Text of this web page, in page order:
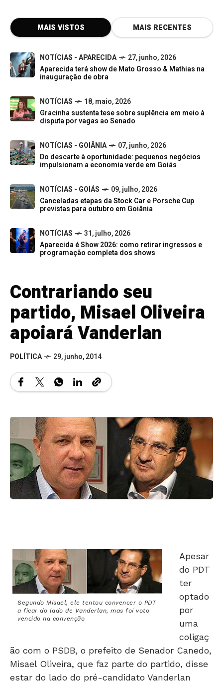
MAIS VISTOS MAIS RECENTES
NOTÍCIAS - APARECIDA
27, junho, 2026
Aparecida terá show de Mato Grosso & Mathias na
inauguração de obra
NOTÍCIAS
18, maio, 2026
Gracinha sustenta tese sobre suplência em meio à
disputa por vagas ao Senado
NOTÍCIAS - GOIÂNIA
07, junho, 2026
Do descarte à oportunidade: pequenos negócios
impulsionam a economia verde em Goiás
NOTÍCIAS - GOIÁS
09, julho, 2026
Canceladas etapas da Stock Car e Porsche Cup
previstas para outubro em Goiânia
NOTÍCIAS
31, julho, 2026
Aparecida é Show 2026: como retirar ingressos e
programação completa dos shows
Contrariando seu
partido, Misael Oliveira
apoiará Vanderlan
POLÍTICA 29, junho, 2014
Segundo Misael, ele tentou convencer o PDT
a ficar do lado de Vanderlan, mas foi voto
vencido na convenção
do PDT
ter
optado
por
uma
coligaç
ão com o PSDB, o prefeito de Senador Canedo,
Misael Oliveira, que faz parte do partido, disse
estar do lado do pré-candidato Vanderlan
Cardoso (PSB).